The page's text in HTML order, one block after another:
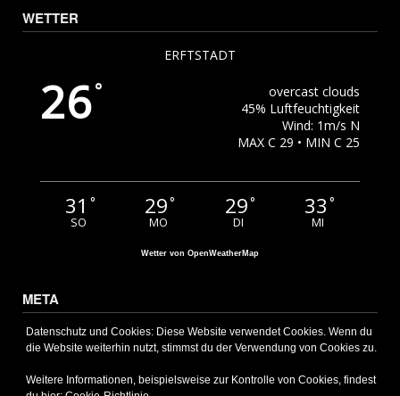
WETTER
ERFTSTADT
26°
overcast clouds
45% Luftfeuchtigkeit
Wind: 1m/s N
MAX C 29 • MIN C 25
31 °
SO
29°
MO
29°
DI
33 °
MI
Wetter von OpenWeatherMap
META
Anmelden
Eintrags-Feed
WordPress.org
Datenschutz und Cookies: Diese Website verwendet Cookies. Wenn du
die Website weiterhin nutzt, stimmst du der Verwendung von Cookies zu.
Weitere Informationen, beispielsweise zur Kontrolle von Cookies, findest